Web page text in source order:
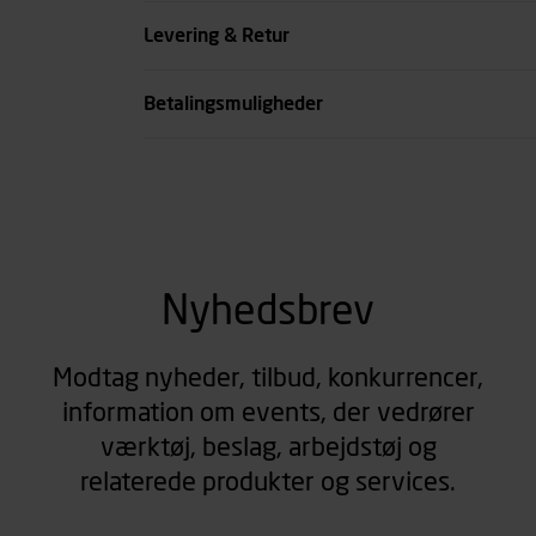
Levering & Retur
Betalingsmuligheder
Nyhedsbrev
Modtag nyheder, tilbud, konkurrencer,
information om events, der vedrører
værktøj, beslag, arbejdstøj og
relaterede produkter og services.